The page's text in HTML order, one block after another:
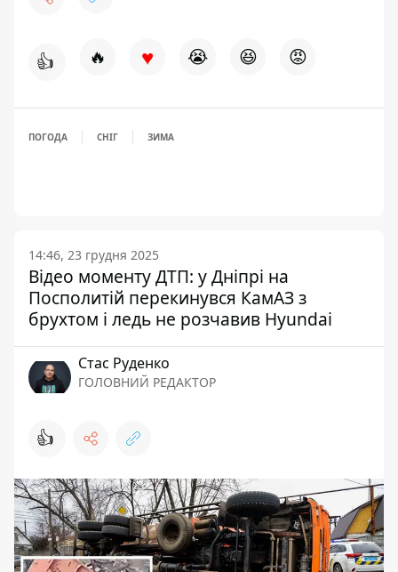
👍 🔥 ♥ 😭 😆 😡
ПОГОДА СНІГ ЗИМА
14:46, 23 грудня 2025
Відео моменту ДТП: у Дніпрі на
Посполитій перекинувся КамАЗ з
брухтом і ледь не розчавив Hyundai
Стас Руденко
ГОЛОВНИЙ РЕДАКТОР
👍